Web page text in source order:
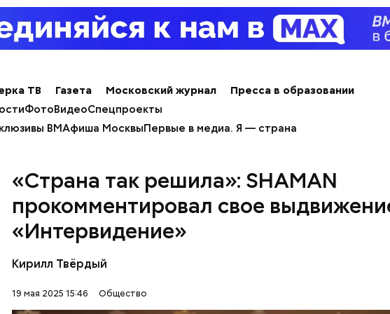
ТВ Газета Московский журнал
Пресса в образовании
ФотоВидеоСпецпроекты
ВМАфиша МосквыПервые в медиа. Я — страна
«Страна так решила»: SHAMAN
прокомментировал свое
«Интервидение»
Кирилл Твёрдый
19 мая 2025 15:46 Общество
Спагетти из кабачков